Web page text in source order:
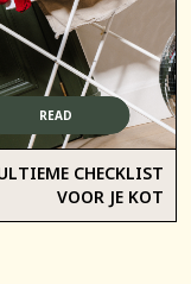
READ
CHECKLIST
VOOR JE KOT